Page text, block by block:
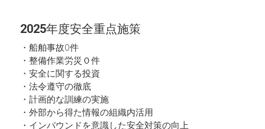
2025年度安全重点施策
・船舶事故0件
・整備作業労災０件
・安全に関する投資
・法令遵守の徹底
・計画的な訓練の実施
・外部から得た情報の組織内活用
・インバウンドを意識した安全対策の向上